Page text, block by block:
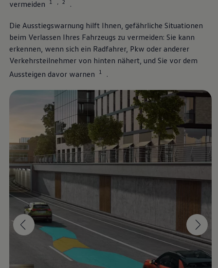
vermeiden 1 , 2 .
Die Ausstiegswarnung hilft Ihnen, gefährliche Situationen
beim Verlassen Ihres Fahrzeugs zu vermeiden: Sie kann
erkennen, wenn sich ein Radfahrer, Pkw oder anderer
Verkehrsteilnehmer von hinten nähert, und Sie vor dem
Aussteigen davor warnen
1 .